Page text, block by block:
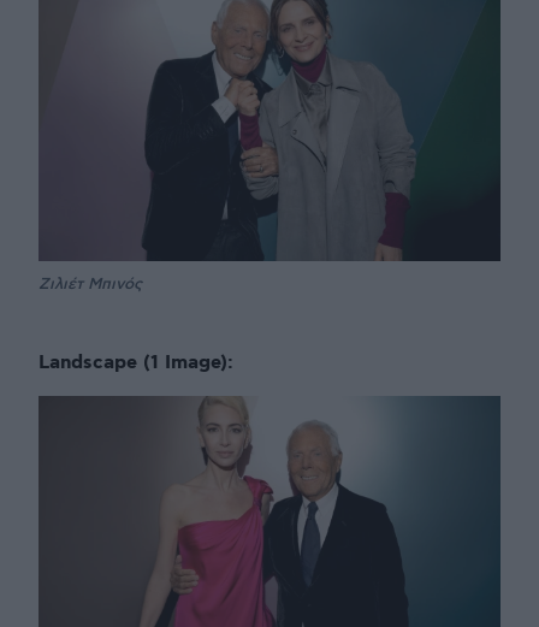
Ζιλιέτ Μπινός
Landscape (1 Image):